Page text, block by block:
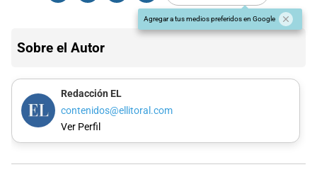
Agregar a tus medios preferidos en Google
Sobre el Autor
Redacción EL
contenidos@ellitoral.com
Ver Perfil